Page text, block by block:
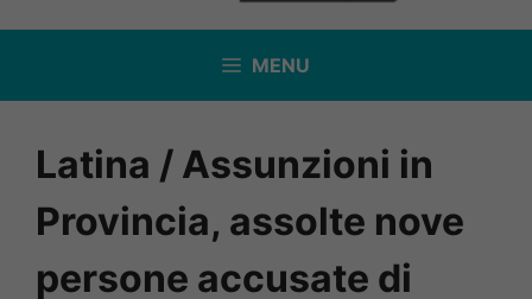
MENU
Latina / Assunzioni in
Provincia, assolte nove
persone accusate di